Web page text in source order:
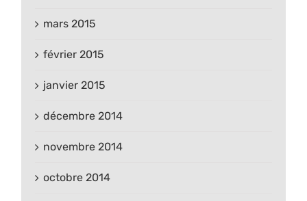
mars 2015
février 2015
janvier 2015
décembre 2014
novembre 2014
octobre 2014